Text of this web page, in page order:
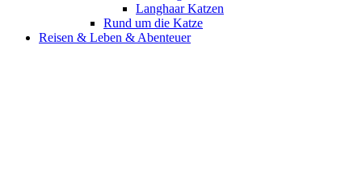
Langhaar Katzen
Rund um die Katze
Reisen & Leben & Abenteuer